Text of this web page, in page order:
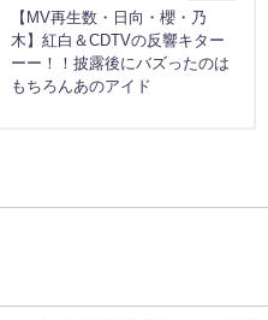
【MV再生数・日向・櫻・乃
木】紅白＆CDTVの反響キター
ーー！！披露後にバズったのは
もちろんあのアイド